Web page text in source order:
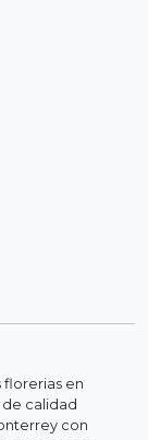
florerias en
calidad
con